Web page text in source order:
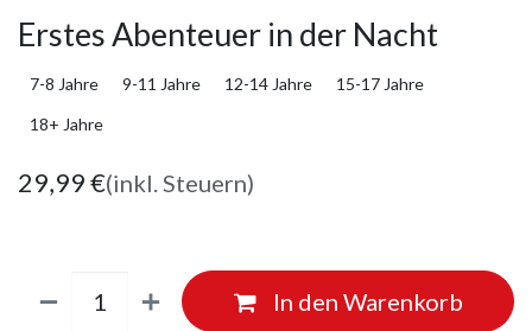
Erstes Abenteuer in der Nacht
7-8 Jahre 9-11 Jahre 12-14 Jahre
15-17 Jahre
18+ Jahre
29,99€(inkl. Steuern)
In den Warenkorb